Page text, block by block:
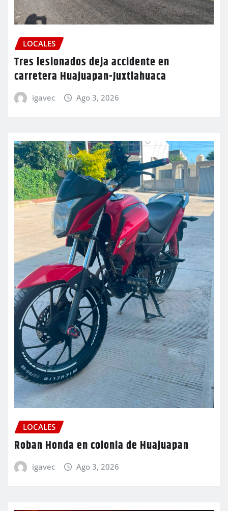
LOCALES
Tres lesionados deja accidente en
carretera Huajuapan-Juxtlahuaca
igavec Ago 3, 2026
LOCALES
Roban Honda en colonia de Huajuapan
igavec Ago 3, 2026